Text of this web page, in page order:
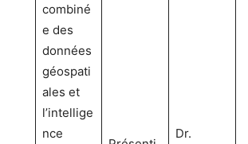
combiné
e des
données
géospati
ales et
l’intellige
nce
Dr.